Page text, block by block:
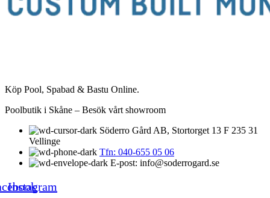
Köp Pool, Spabad & Bastu Online.
Poolbutik i Skåne – Besök vårt showroom
Söderro Gård AB, Stortorget 13 F 235 31
Vellinge
Tfn: 040-655 05 06
E-post: info@soderrogard.se
Instagram